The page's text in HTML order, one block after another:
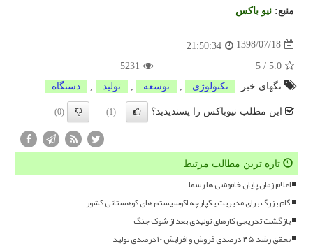
منبع: نیو باكس
1398/07/18
21:50:34
5.0
/
5
5231
تگهای خبر:
تكنولوژی توسعه تولید دستگاه
این مطلب نیوباکس را پسندیدید؟ (1)
(0)
تازه ترین مطالب مرتبط
اعلام زمان پایان خاموشی ها رسما
گام بزرگ برای مدیریت یکپارچه اکوسیستم های کوهستانی کشور
بازگشت تدریجی کارهای تولیدی بعد از شوک جنگ
تحقق رشد ۴۵ درصدی فروش و افزایش ۱۰ درصدی تولید